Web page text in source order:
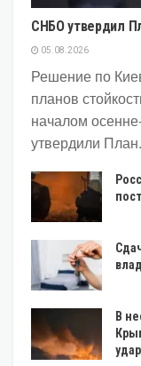
СНБО утвердил
05.08.2026
Решение по
планов
началом
утвердили
В